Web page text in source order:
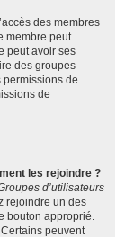
des membres
membre peut
peut avoir ses
des groupes
de
de
les rejoindre ?
d’utilisateurs
rejoindre un des
bouton approprié.
peuvent